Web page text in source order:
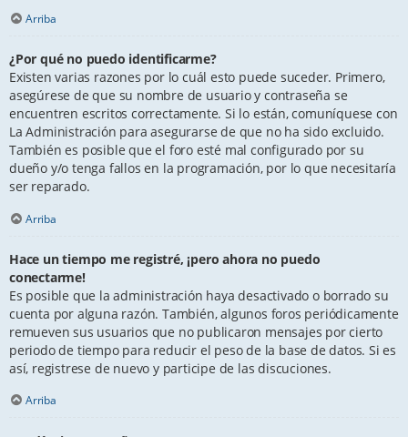
Arriba
¿Por qué no puedo identificarme?
Existen varias razones por lo cuál esto puede suceder. Primero,
asegúrese de que su nombre de usuario y contraseña se
encuentren escritos correctamente. Si lo están, comuníquese con
La Administración para asegurarse de que no ha sido excluido.
También es posible que el foro esté mal configurado por su
dueño y/o tenga fallos en la programación, por lo que necesitaría
ser reparado.
Arriba
Hace un tiempo me registré, ¡pero ahora no puedo
conectarme!
Es posible que la administración haya desactivado o borrado su
cuenta por alguna razón. También, algunos foros periódicamente
remueven sus usuarios que no publicaron mensajes por cierto
periodo de tiempo para reducir el peso de la base de datos. Si es
así, registrese de nuevo y participe de las discuciones.
Arriba